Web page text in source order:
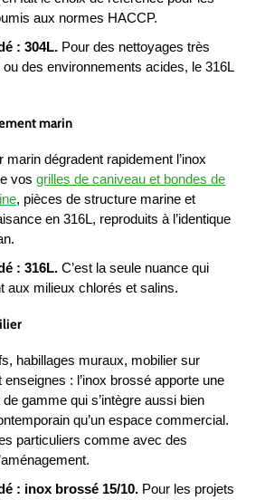
aux normes HACCP.
: 304L. Pour des nettoyages très
des environnements acides, le 316L
marin
marin dégradent rapidement l’inox
vosgrilles de caniveau et bondes de
, pièces de structure marine et
en 316L, reproduits à l’identique
: 316L. C’est la seule nuance qui
aux milieux chlorés et salins.
habillages muraux, mobilier sur
: l’inox brossé apporte une
gamme qui s’intègre aussi bien
qu’un espace commercial.
particuliers comme avec des
: inox brossé 15/10. Pour les projets